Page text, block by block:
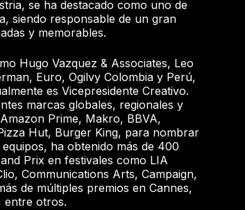
se ha destacado como uno de
siendo responsable de un gran
y memorables.
Hugo Vazquez & Associates, Leo
Euro, Ogilvy Colombia y Perú,
es Vicepresidente Creativo.
marcas globales, regionales y
Prime, Makro, BBVA,
Hut, Burger King, para nombrar
ha obtenido más de 400
Prix en festivales como LIA
Communications Arts, Campaign,
de múltiples premios en Cannes,
entre otros.